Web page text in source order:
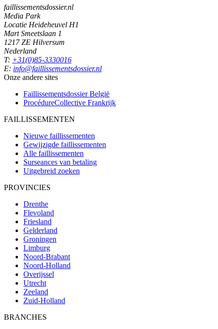
faillissementsdossier.nl
Media Park
Locatie Heideheuvel H1
Mart Smeetslaan 1
1217 ZE Hilversum
Nederland
T: +31(0)85-3330016
E: info@faillissementsdossier.nl
Onze andere sites
Faillissementsdossier België
ProcédureCollective Frankrijk
FAILLISSEMENTEN
Nieuwe faillissementen
Gewijzigde faillissementen
Alle faillissementen
Surseances van betaling
Uitgebreid zoeken
PROVINCIES
Drenthe
Flevoland
Friesland
Gelderland
Groningen
Limburg
Noord-Brabant
Noord-Holland
Overijssel
Utrecht
Zeeland
Zuid-Holland
BRANCHES